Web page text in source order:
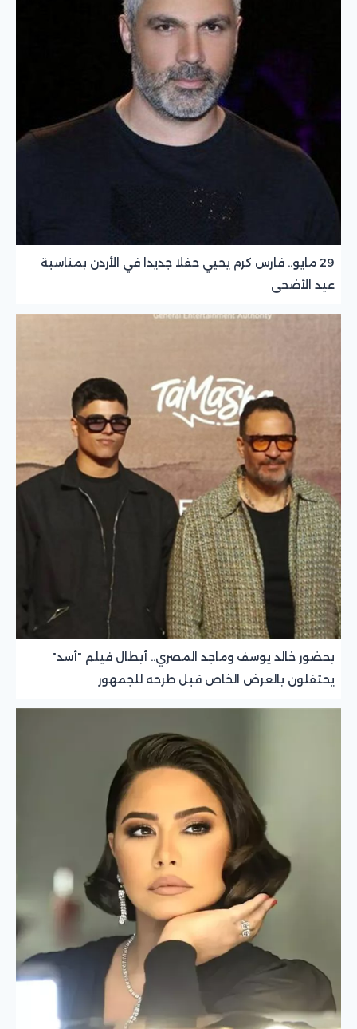
29 مايو.. فارس كرم يحيي حفلا جديدا في الأردن بمناسبة
عيد الأضحى
بحضور خالد يوسف وماجد المصري.. أبطال فيلم "أسد"
يحتفلون بالعرض الخاص قبل طرحه للجمهور